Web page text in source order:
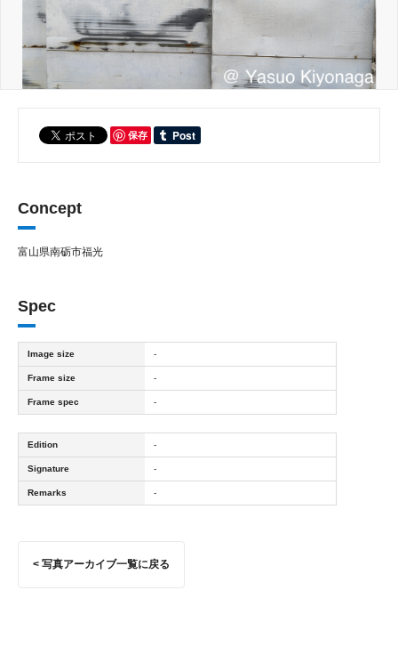
保存
Concept
富山県南砺市福光
Spec
Image size -
Frame size -
Frame spec -
Edition -
Signature -
Remarks -
< 写真アーカイブ一覧に戻る